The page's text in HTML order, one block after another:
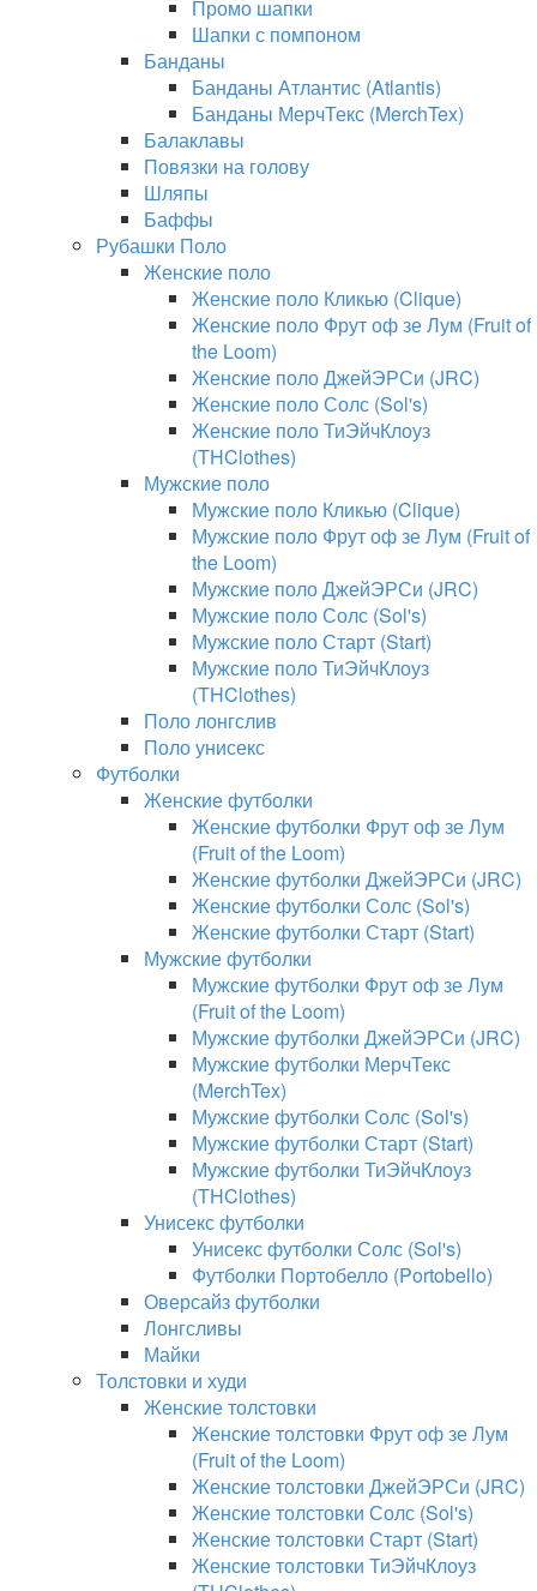
Промо шапки
Шапки с помпоном
Банданы
Банданы Атлантис (Atlantis)
Банданы МерчТекс (MerchTex)
Балаклавы
Повязки на голову
Шляпы
Баффы
Рубашки Поло
Женские поло
Женские поло Кликью (Clique)
Женские поло Фрут оф зе Лум (Fruit of
the Loom)
Женские поло ДжейЭРСи (JRC)
Женские поло Солс (Sol's)
Женские поло ТиЭйчКлоуз
(THClothes)
Мужские поло
Мужские поло Кликью (Clique)
Мужские поло Фрут оф зе Лум (Fruit of
the Loom)
Мужские поло ДжейЭРСи (JRC)
Мужские поло Солс (Sol's)
Мужские поло Старт (Start)
Мужские поло ТиЭйчКлоуз
(THClothes)
Поло лонгслив
Поло унисекс
Футболки
Женские футболки
Женские футболки Фрут оф зе Лум
(Fruit of the Loom)
Женские футболки ДжейЭРСи (JRC)
Женские футболки Солс (Sol's)
Женские футболки Старт (Start)
Мужские футболки
Мужские футболки Фрут оф зе Лум
(Fruit of the Loom)
Мужские футболки ДжейЭРСи (JRC)
Мужские футболки МерчТекс
(MerchTex)
Мужские футболки Солс (Sol's)
Мужские футболки Старт (Start)
Мужские футболки ТиЭйчКлоуз
(THClothes)
Унисекс футболки
Унисекс футболки Солс (Sol's)
Футболки Портобелло (Portobello)
Оверсайз футболки
Лонгсливы
Майки
Толстовки и худи
Женские толстовки
Женские толстовки Фрут оф зе Лум
(Fruit of the Loom)
Женские толстовки ДжейЭРСи (JRC)
Женские толстовки Солс (Sol's)
Женские толстовки Старт (Start)
Женские толстовки ТиЭйчКлоуз